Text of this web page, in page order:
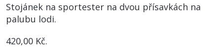
Stojánek na sportester na dvou přísavkách na
palubu lodi.
420,00 Kč.